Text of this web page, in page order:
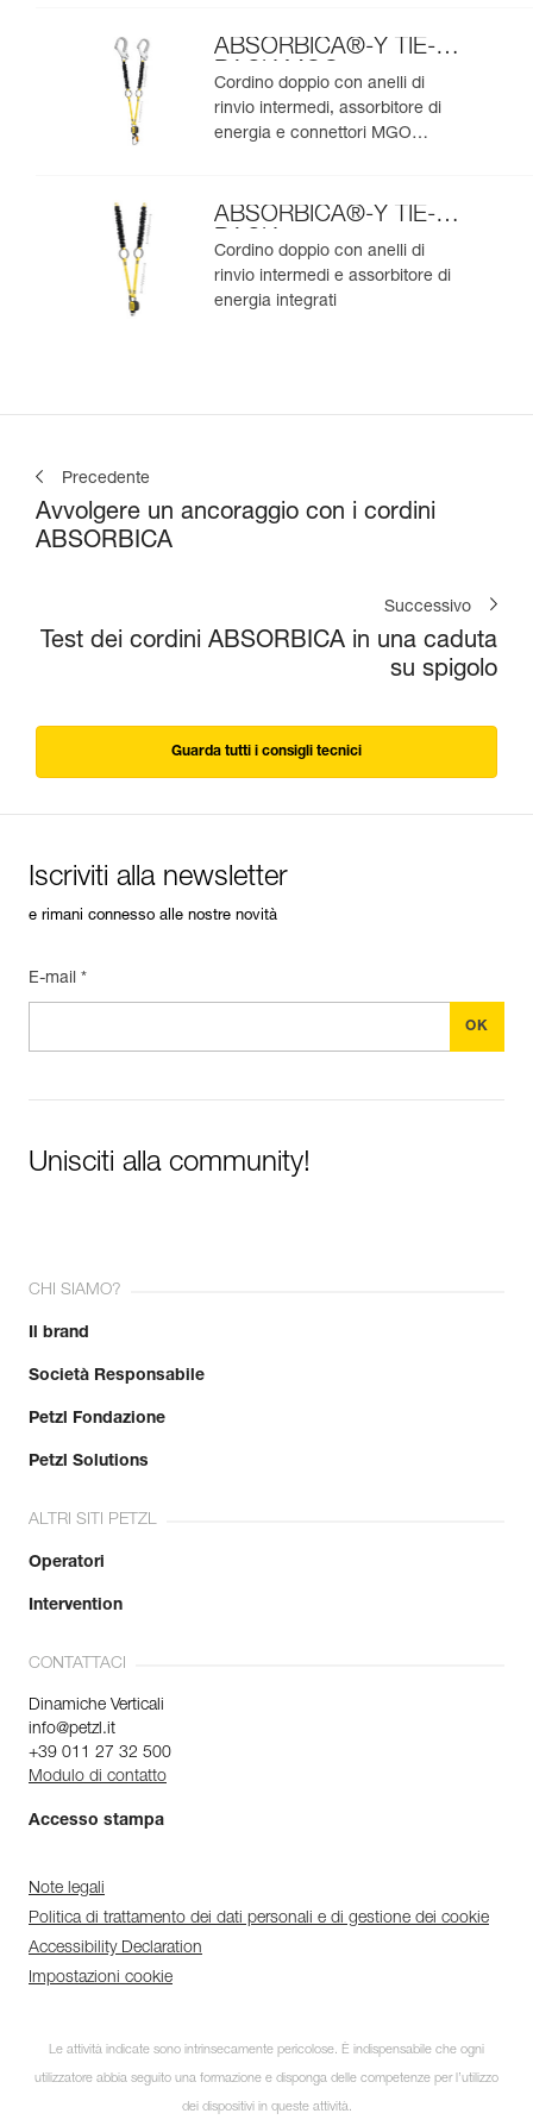
ABSORBICA®-Y TIE-
BACK MGO
Cordino doppio con anelli di
rinvio intermedi, assorbitore di
energia e connettori MGO
ABSORBICA®-Y TIE-
BACK
Cordino doppio con anelli di
rinvio intermedi e assorbitore di
energia integrati
Precedente
Avvolgere un ancoraggio con i cordini
ABSORBICA
Successivo
Test dei cordini ABSORBICA in una caduta
su spigolo
Guarda tutti i consigli tecnici
Iscriviti alla newsletter
e rimani connesso alle nostre novità
E-mail *
Unisciti alla community!
CHI SIAMO?
Il brand
Società Responsabile
Petzl Fondazione
Petzl Solutions
ALTRI SITI PETZL
Operatori
Intervention
CONTATTACI
Dinamiche Verticali
info@petzl.it
+39 011 27 32 500
Modulo di contatto
Accesso stampa
Note legali
Politica di trattamento dei dati personali e di gestione dei cookie
Accessibility Declaration
Impostazioni cookie
Le attività indicate sono intrinsecamente pericolose. È indispensabile che ogni
utilizzatore abbia seguito una formazione e disponga delle competenze per l’utilizzo
dei dispositivi in queste attività.